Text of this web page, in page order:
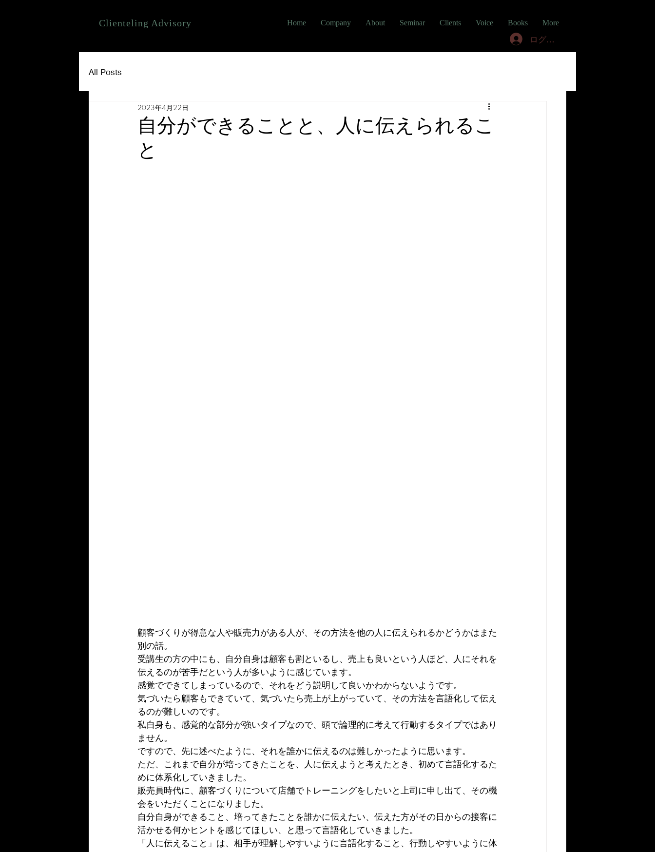
Clienteling Advisory Home Company About Seminar Clients Voice Books More
ログイン
All Posts
自分ができることと、人に伝えられるこ
と
2023年4月22日
顧客づくりが得意な人や販売力がある人が、その方法を他の人に伝えられるかどうかはまた
別の話。
受講生の方の中にも、自分自身は顧客も割といるし、売上も良いという人ほど、人にそれを
伝えるのが苦手だという人が多いように感じています。
感覚でできてしまっているので、それをどう説明して良いかわからないようです。
気づいたら顧客もできていて、気づいたら売上が上がっていて、その方法を言語化して伝え
るのが難しいのです。
私自身も、感覚的な部分が強いタイプなので、頭で論理的に考えて行動するタイプではあり
ません。
ですので、先に述べたように、それを誰かに伝えるのは難しかったように思います。
ただ、これまで自分が培ってきたことを、人に伝えようと考えたとき、初めて言語化するた
めに体系化していきました。
販売員時代に、顧客づくりについて店舗でトレーニングをしたいと上司に申し出て、その機
会をいただくことになりました。
自分自身ができること、培ってきたことを誰かに伝えたい、伝えた方がその日からの接客に
活かせる何かヒントを感じてほしい、と思って言語化していきました。
「人に伝えること」は、相手が理解しやすいように言語化すること、行動しやすいように体